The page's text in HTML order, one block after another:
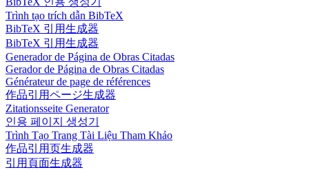
Trình tạo trích dẫn BibTeX
BibTeX 引用生成器
BibTeX 引用生成器
Generador de Página de Obras Citadas
Gerador de Página de Obras Citadas
Générateur de page de références
作品引用ページ生成器
Zitationsseite Generator
인용 페이지 생성기
Trình Tạo Trang Tài Liệu Tham Khảo
作品引用页生成器
引用頁面生成器